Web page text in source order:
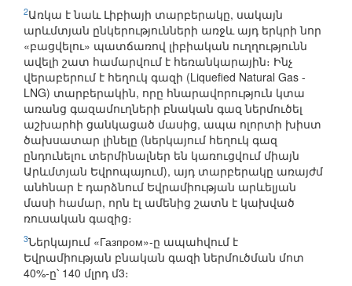
2Առկա է նաև Լիբիայի տարբերակը, սակայն
արևմտյան ընկերությունների առջև այդ երկրի նոր
«բացվելու» պատճառով լիբիական ուղղությունն
ավելի շատ համարվում է հեռանկարային։ Ինչ
վերաբերում է հեղուկ գազի (Liquefied Natural Gas -
LNG) տարբերակին, որը հնարավորություն կտա
առանց գազամուղների բնական գազ ներմուծել
աշխարհի ցանկացած մասից, ապա ոլորտի խիստ
ծախսատար լինելը (ներկայում հեղուկ գազ
ընդունելու տերմինալներ են կառուցվում միայն
Արևմտյան Եվրոպայում), այդ տարբերակը առայժմ
անհնար է դարձնում Եվրամիության արևելյան
մասի համար, որն էլ ամենից շատն է կախված
ռուսական գազից։
3Ներկայում «Газпром»-ը ապահվում է
Եվրամիության բնական գազի ներմուծման մոտ
40%-ը՝ 140 մլրդ մ3։